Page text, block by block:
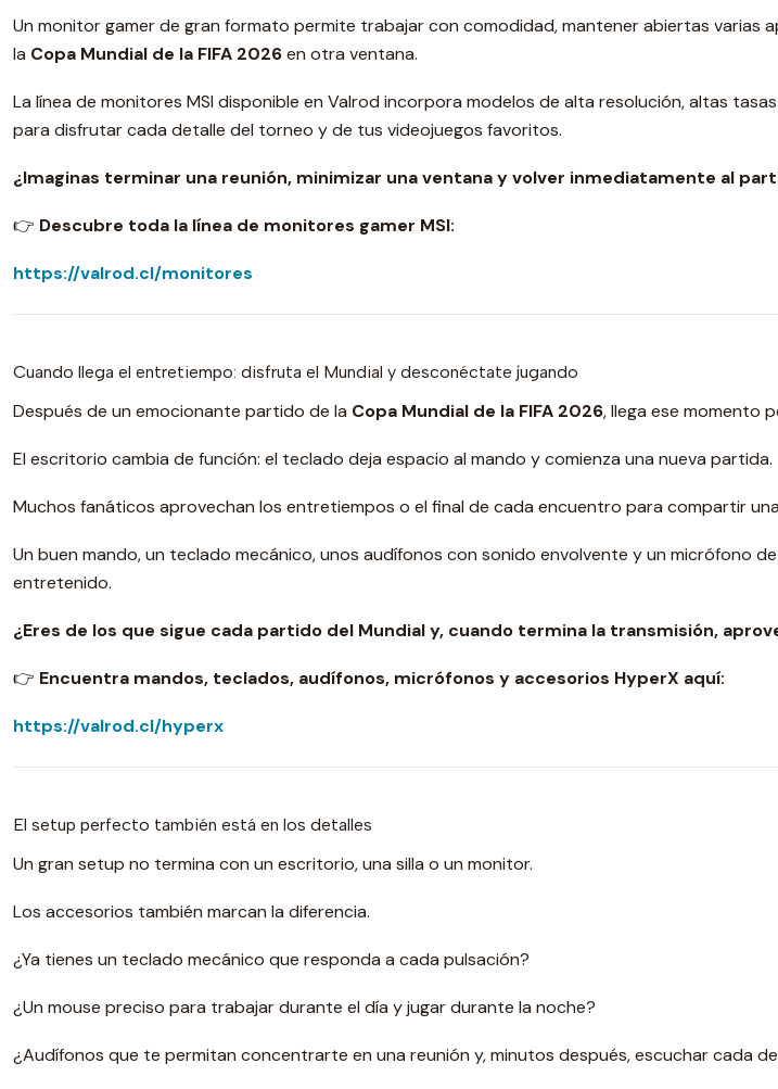
Un monitor gamer de gran formato permite trabajar con comodidad, mantener abiertas varias
la Copa Mundial de la FIFA 2026en otra ventana.
La línea de monitores MSI disponible en Valrod incorpora modelos de alta resolución, altas
para disfrutar cada detalle del torneo y de tus videojuegos favoritos.
¿Imaginas terminar una reunión, minimizar una ventana y volver inmediatamente al
👉 Descubre toda la línea de monitores gamer MSI:
https://valrod.cl/monitores
Cuando llega el entretiempo: disfruta el Mundial y desconéctate jugando
Después de un emocionante partido de la Copa Mundial de la FIFA 2026, llega ese momento
El escritorio cambia de función: el teclado deja espacio al mando y comienza una nueva partida.
Muchos fanáticos aprovechan los entretiempos o el final de cada encuentro para compartir
Un buen mando, un teclado mecánico, unos audífonos con sonido envolvente y un micrófono
entretenido.
¿Eres de los que sigue cada partido del Mundial y, cuando termina la transmisión,
👉 Encuentra mandos, teclados, audífonos, micrófonos y accesorios HyperX aquí:
https://valrod.cl/hyperx
El setup perfecto también está en los detalles
Un gran setup no termina con un escritorio, una silla o un monitor.
Los accesorios también marcan la diferencia.
¿Ya tienes un teclado mecánico que responda a cada pulsación?
¿Un mouse preciso para trabajar durante el día y jugar durante la noche?
¿Audífonos que te permitan concentrarte en una reunión y, minutos después, escuchar cada